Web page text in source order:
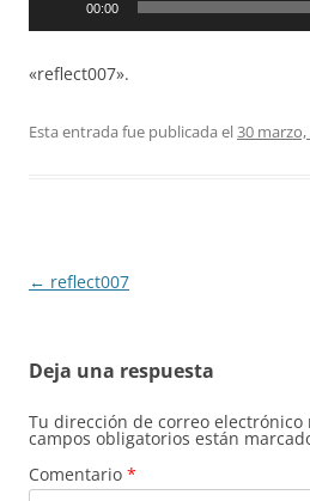
00:00
«reflect007».
Esta entrada fue publicada el30 marzo,
Navegación
← reflect007
Deja una respuesta
Tu dirección de correo electrónico
campos obligatorios están
Comentario *